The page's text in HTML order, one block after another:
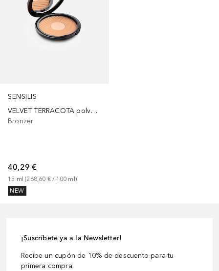
SENSILIS
VELVET TERRACOTA polvo bronceador iluminador
Bronzer
40,29 €
15 ml (268,60 € / 100 ml )
NEW
¡Suscríbete ya a la Newsletter!
Recibe un cupón de 10% de descuento para tu
primera compra